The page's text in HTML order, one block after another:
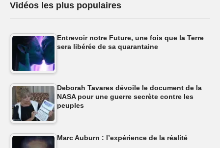
Vidéos les plus populaires
Entrevoir notre Future, une fois que la Terre
sera libérée de sa quarantaine
Deborah Tavares dévoile le document de la
NASA pour une guerre secrète contre les
peuples
Marc Auburn : l’expérience de la réalité